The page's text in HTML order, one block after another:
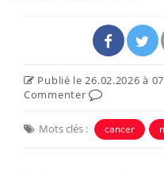
Publié le 26.02.2026 à
Commenter
Mots clés : cancer